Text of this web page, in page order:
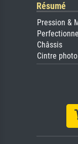
Résumé
Pression &
Châssis
Cintre photo